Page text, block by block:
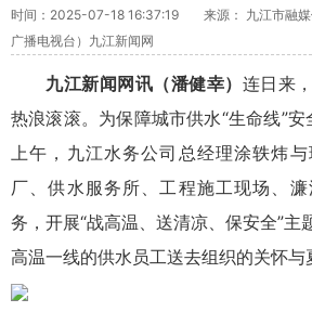
时间：2025-07-18 16:37:19
来源： 九江市融
广播电视台）九江新闻网
九江新闻网讯 （潘健幸） 连日来
热浪滚滚。为保障城市供水“生命线”
上午，九江水务公司总经理涂轶炜
厂、供水服务所、工程施工现场、
务，开展“战高温、送清凉、保安全”主
高温一线的供水员工送去组织的关怀与